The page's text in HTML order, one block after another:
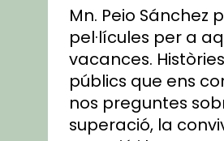
Mn. Peio Sánchez
pel·lícules per a
vacances.
públics que ens
nos preguntes
superació, la